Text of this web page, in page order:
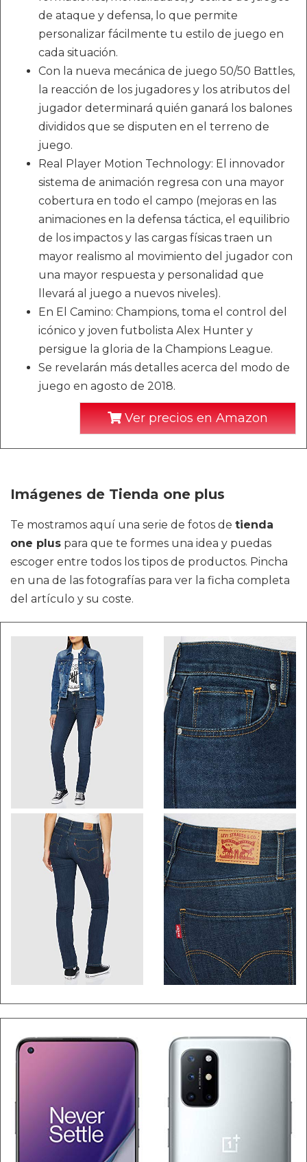
de ataque y defensa, lo que permite
personalizar fácilmente tu estilo de juego en
cada situación.
Con la nueva mecánica de juego 50/50 Battles,
la reacción de los jugadores y los atributos del
jugador determinará quién ganará los balones
divididos que se disputen en el terreno de
juego.
Real Player Motion Technology: El innovador
sistema de animación regresa con una mayor
cobertura en todo el campo (mejoras en las
animaciones en la defensa táctica, el equilibrio
de los impactos y las cargas físicas traen un
mayor realismo al movimiento del jugador con
una mayor respuesta y personalidad que
llevará al juego a nuevos niveles).
En El Camino: Champions, toma el control del
icónico y joven futbolista Alex Hunter y
persigue la gloria de la Champions League.
Se revelarán más detalles acerca del modo de
juego en agosto de 2018.
Ver precios en Amazon
Imágenes de Tienda one plus
Te mostramos aquí una serie de fotos de tienda
one plus para que te formes una idea y puedas
escoger entre todos los tipos de productos. Pincha
en una de las fotografías para ver la ficha completa
del artículo y su coste.